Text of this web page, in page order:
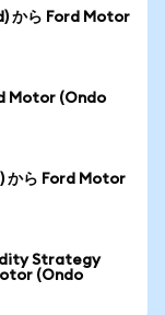
から Ford Motor
Motor (Ondo
から Ford Motor
Strategy
(Ondo